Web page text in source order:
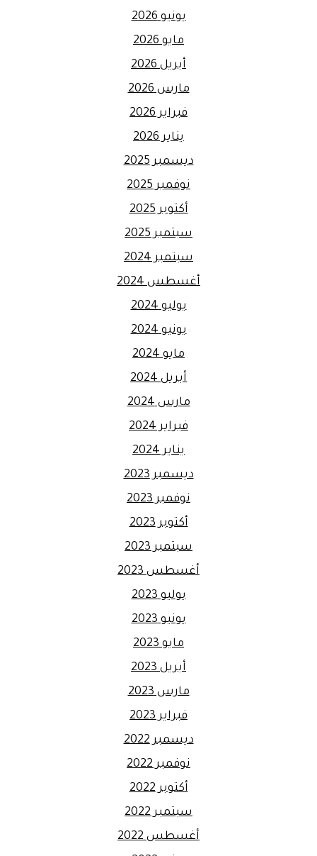
يونيو 2026
مايو 2026
أبريل 2026
مارس 2026
فبراير 2026
يناير 2026
ديسمبر 2025
نوفمبر 2025
أكتوبر 2025
سبتمبر 2025
سبتمبر 2024
أغسطس 2024
يوليو 2024
يونيو 2024
مايو 2024
أبريل 2024
مارس 2024
فبراير 2024
يناير 2024
ديسمبر 2023
نوفمبر 2023
أكتوبر 2023
سبتمبر 2023
أغسطس 2023
يوليو 2023
يونيو 2023
مايو 2023
أبريل 2023
مارس 2023
فبراير 2023
ديسمبر 2022
نوفمبر 2022
أكتوبر 2022
سبتمبر 2022
أغسطس 2022